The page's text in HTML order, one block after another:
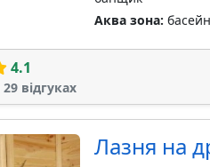
Аква зона:
4.1
29 відгуках
Лазня на